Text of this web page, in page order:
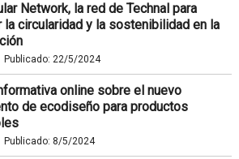
Network, la red de Technal para
la circularidad y la sostenibilidad en la
Publicado: 22/5/2024
online sobre el nuevo
de ecodiseño para productos
Publicado: 8/5/2024